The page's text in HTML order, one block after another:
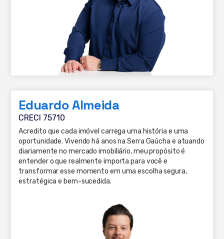
Eduardo Almeida
CRECI 75710
Acredito que cada imóvel carrega uma história e uma
oportunidade. Vivendo há anos na Serra Gaúcha e atuando
diariamente no mercado imobiliário, meu propósito é
entender o que realmente importa para você e
transformar esse momento em uma escolha segura,
estratégica e bem-sucedida.